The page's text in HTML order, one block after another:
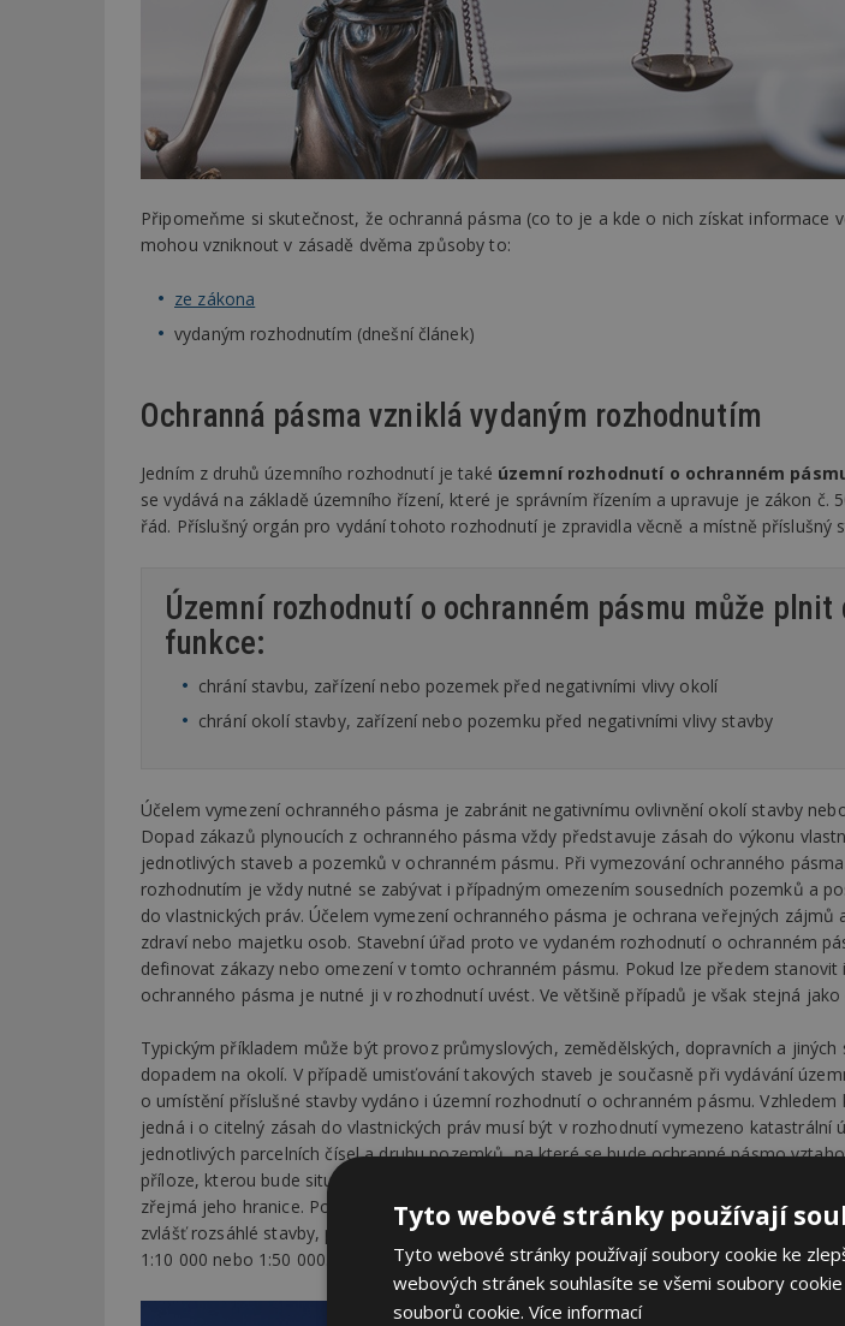
Připomeňme si skutečnost, že ochranná pásma (co to je a kde o nich získat informace
mohou vzniknout v zásadě dvěma způsoby to:
ze zákona
vydaným rozhodnutím (dnešní článek)
Ochranná pásma vzniklá vydaným rozhodnutím
Jedním z druhů územního rozhodnutí je také územní rozhodnutí o ochranném
se vydává na základě územního řízení, které je správním řízením a upravuje je zákon č.
řád. Příslušný orgán pro vydání tohoto rozhodnutí je zpravidla věcně a místně příslušný
Územní rozhodnutí o ochranném pásmu může plnit
funkce:
chrání stavbu, zařízení nebo pozemek před negativními vlivy okolí
chrání okolí stavby, zařízení nebo pozemku před negativními vlivy stavby
Účelem vymezení ochranného pásma je zabránit negativnímu ovlivnění okolí stavby
Dopad zákazů plynoucích z ochranného pásma vždy představuje zásah do výkonu
jednotlivých staveb a pozemků v ochranném pásmu. Při vymezování ochranného
rozhodnutím je vždy nutné se zabývat i případným omezením sousedních pozemků a
do vlastnických práv. Účelem vymezení ochranného pásma je ochrana veřejných zájmů
zdraví nebo majetku osob. Stavební úřad proto ve vydaném rozhodnutí o ochranném
definovat zákazy nebo omezení v tomto ochranném pásmu. Pokud lze předem stanovit
ochranného pásma je nutné ji v rozhodnutí uvést. Ve většině případů je však stejná
Typickým příkladem může být provoz průmyslových, zemědělských, dopravních a jiných
dopadem na okolí. V případě umisťování takových staveb je současně při vydávání
o umístění příslušné stavby vydáno i územní rozhodnutí o ochranném pásmu.
jedná i o citelný zásah do vlastnických práv musí být v rozhodnutí vymezeno katastrální
jednotlivých parcelních čísel a druhu pozemků, na které se bude ochranné pásmo
příloze, kterou bude situační výkres v měřítku katastrální mapy, pak bude toto pásmo
zřejmá jeho hranice. Pokud by se jednalo o stanovení ochranného pásma u liniové
zvlášť rozsáhlé stavby, pak tato hranice bude vyznačena do odpovídajícího mapového
1:10 000 nebo 1:50 000.
Tyto webové stránky používají
Tyto webové stránky používají soubory cookie ke
webových stránek souhlasíte se všemi soubory
souborů cookie. Více informací